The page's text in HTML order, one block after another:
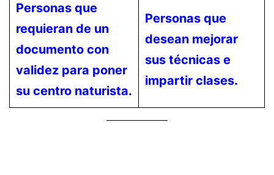
Personas que
requieran de un
documento con
validez para poner
su centro naturista.
Personas que
desean mejorar
sus técnicas e
impartir clases.